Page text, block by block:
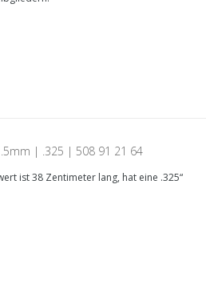
| .325 | 508 91 21 64
ist 38 Zentimeter lang, hat eine .325“